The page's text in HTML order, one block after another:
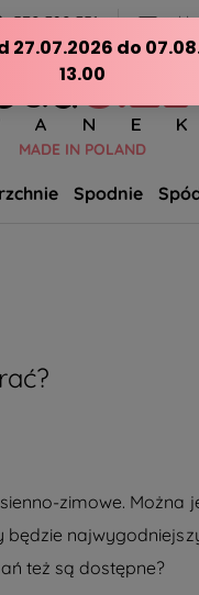
570 390 351
MADE IN POLAND
Spodnie
zimowe. Można
też są dostępne?